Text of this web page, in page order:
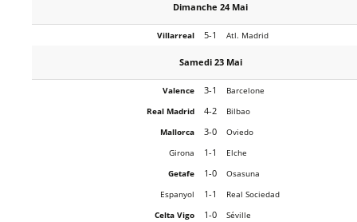
Dimanche 24 Mai
Villarreal 5-1 Atl. Madrid
Samedi 23 Mai
Valence 3-1
Barcelone
Real Madrid
4-2
Bilbao
Mallorca
3-0
Oviedo
Girona
1-1
Elche
Getafe
1-0
Osasuna
Espanyol
1-1
Real Sociedad
Celta Vigo
1-0
Séville